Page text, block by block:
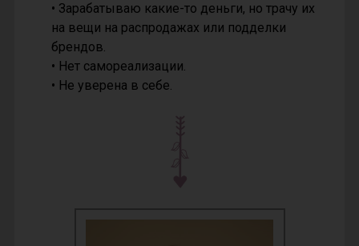
• Зарабатываю какие-то деньги, но трачу их
на вещи на распродажах или подделки
брендов.
• Нет самореализации.
• Не уверена в себе.